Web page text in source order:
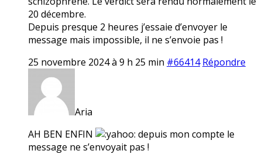
20 décembre.
Depuis presque 2 heures j’essaie d’envoyer le
message mais impossible, il ne s’envoie pas !
25 novembre 2024 à 9 h 25 min #66414 Répondre
Aria
AH BEN ENFIN
depuis mon compte le
message ne s’envoyait pas !